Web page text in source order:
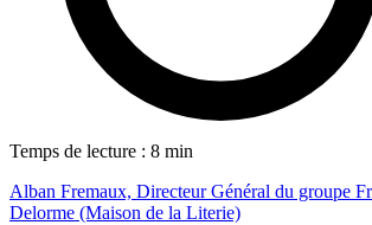
Temps de lecture : 8 min
Alban Fremaux, Directeur Général du groupe
Delorme (Maison de la Literie)